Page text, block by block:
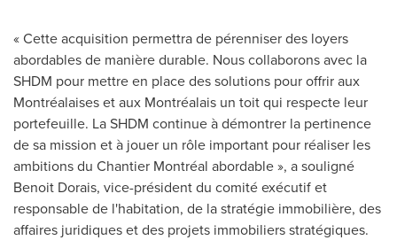
« Cette acquisition permettra de pérenniser des loyers
abordables de manière durable. Nous collaborons avec la
SHDM pour mettre en place des solutions pour offrir aux
Montréalaises et aux Montréalais un toit qui respecte leur
portefeuille. La SHDM continue à démontrer la pertinence
de sa mission et à jouer un rôle important pour réaliser les
ambitions du Chantier Montréal abordable », a souligné
Benoit Dorais, vice-président du comité exécutif et
responsable de l'habitation, de la stratégie immobilière, des
affaires juridiques et des projets immobiliers stratégiques.